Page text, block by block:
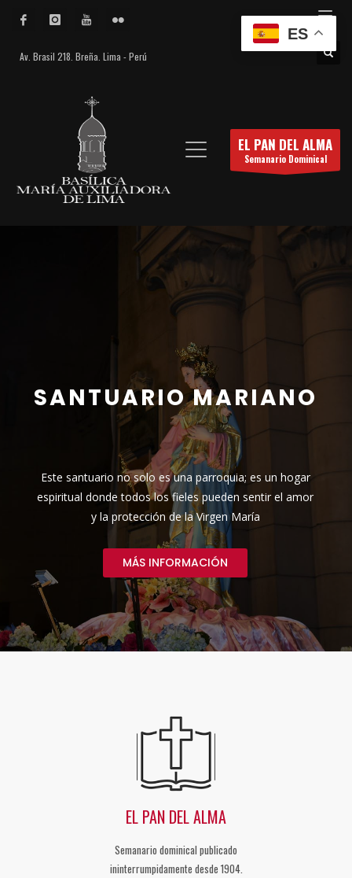
Av. Brasil 218. Breña. Lima - Perú
EL PAN DEL ALMA
Semanario Dominical
MARIANO
EL PAN DEL ALMA
Semanario dominical publicado
ininterrumpidamente desde 1904.
ES